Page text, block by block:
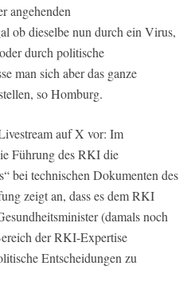
angehenden
ob dieselbe nun durch ein Virus,
durch politische
man sich aber das ganze
so Homburg.
auf X vor: Im
Führung des RKI die
bei technischen Dokumenten des
zeigt an, dass es dem RKI
(damals noch
der RKI-Expertise
Entscheidungen zu